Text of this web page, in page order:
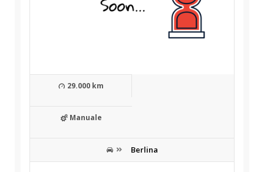
29.000 km
Manuale
Berlina